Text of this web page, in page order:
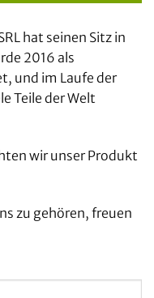
hat seinen Sitz in
2016 als
und im Laufe der
Teile der Welt
wir unser Produkt
zu gehören, freuen